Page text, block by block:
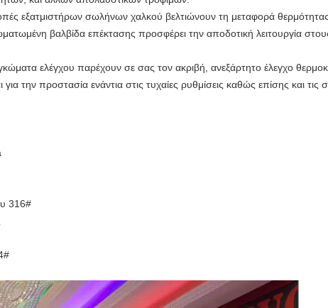
εξατμιστήρων σωλήνων χαλκού βελτιώνουν τη μεταφορά
βαλβίδα επέκτασης προσφέρει την αποδοτική λειτουργία
ελέγχου παρέχουν σε σας τον ακριβή, ανεξάρτητο έλεγχο
την προστασία ενάντια στις τυχαίες ρυθμίσεις καθώς επίσης και τις
316#